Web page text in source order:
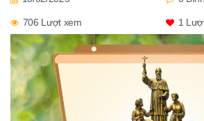
706 Lượt xem 1